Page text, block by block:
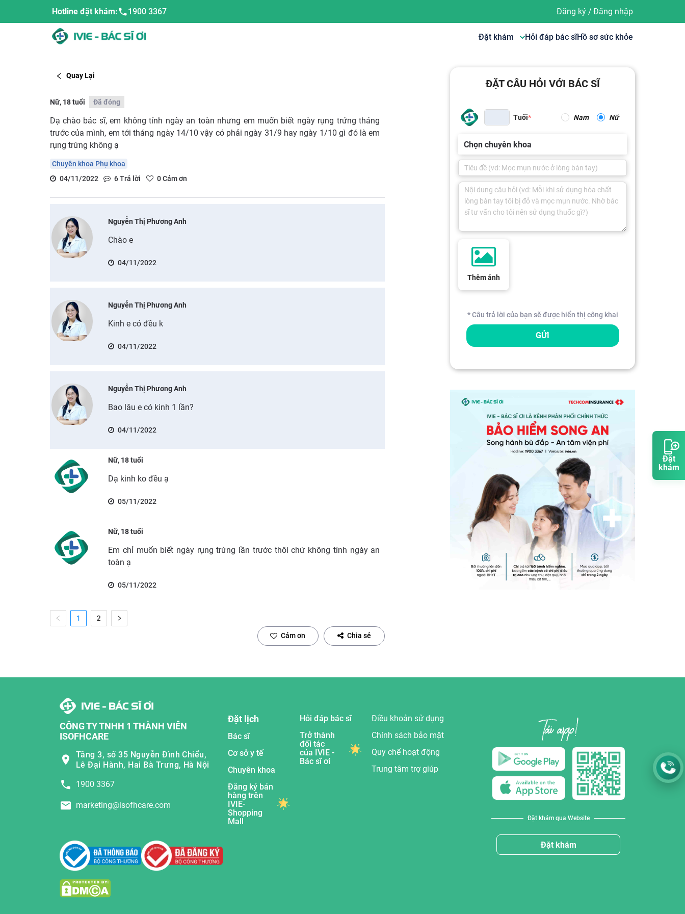
Đặt
khám
Hotline đặt khám: 1900 3367 Đăng ký/ Đăng nhập
Đặt khám Hỏi đáp bác sĩHồ sơ sức khỏe
Quay Lại
Nữ, 18 tuổi Đã đóng
Dạ chào bác sĩ, em không tính ngày an toàn nhưng em muốn biết ngày rụng trứng tháng
trước của mình, em tới tháng ngày 14/10 vậy có phải ngày 31/9 hay ngày 1/10 gì đó là em
rụng trứng không ạ
Chuyên khoa Phụ khoa
04/11/2022
6Trả lời 0Cảm ơn
Nguyễn Thị Phương Anh
Chào e
04/11/2022
Nguyễn Thị Phương Anh
Kinh e có đều k
04/11/2022
Nguyễn Thị Phương Anh
Bao lâu e có kinh 1 lần?
04/11/2022
Nữ, 18 tuổi
Dạ kinh ko đều ạ
05/11/2022
Nữ, 18 tuổi
Em chỉ muốn biết ngày rụng trứng lần trước thôi chứ không tính ngày an
toàn ạ
05/11/2022
1 2
Cảm ơn Chia sẻ
ĐẶT CÂU HỎI VỚI BÁC SĨ
Tuổi Nam Nữ
Chọn chuyên khoa
Thêm ảnh
* Câu trả lời của bạn sẽ được hiển thị công khai
GỬI
CÔNG TY TNHH 1 THÀNH VIÊN
ISOFHCARE
Tầng 3, số 35 Nguyễn Đình Chiểu,
Lê Đại Hành, Hai Bà Trưng, Hà Nội
1900 3367
marketing@isofhcare.com
Đặt lịch
Bác sĩ
Cơ sở y tế
Chuyên khoa
Đăng ký bán
hàng trên
IVIE-
Shopping
Mall
Hỏi đáp bác sĩ
Trở thành
đối tác
của IVIE -
Bác sĩ ơi
Điều khoản sử dụng
Chính sách bảo mật
Quy chế hoạt động
Trung tâm trợ giúp
Đặt khám qua Website
Đặt khám